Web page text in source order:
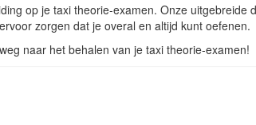
op je taxi theorie-examen. Onze
zorgen dat je overal en altijd kunt oefenen.
naar het behalen van je taxi theorie-examen!